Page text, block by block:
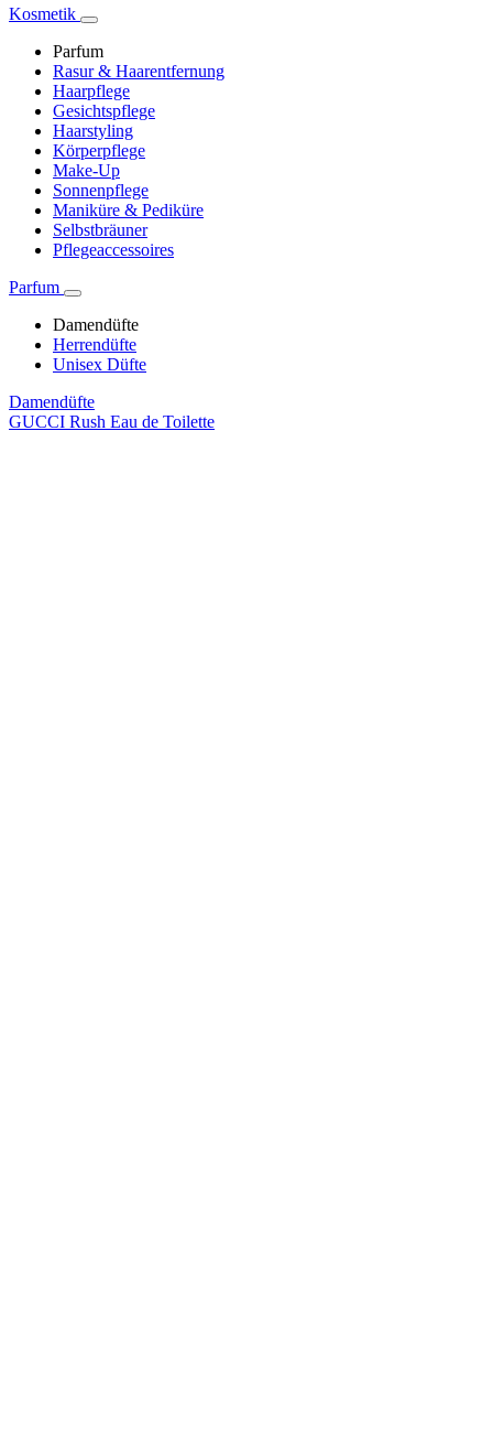
Kosmetik
Parfum
Rasur & Haarentfernung
Haarpflege
Gesichtspflege
Haarstyling
Körperpflege
Make-Up
Sonnenpflege
Maniküre & Pediküre
Selbstbräuner
Pflegeaccessoires
Parfum
Damendüfte
Herrendüfte
Unisex Düfte
Damendüfte
GUCCI Rush Eau de Toilette